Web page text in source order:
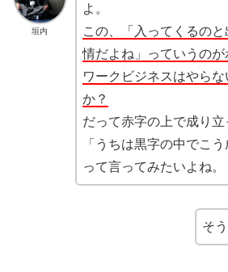
垣内
よ。
この、「入ってくるの
情だよね」っていうのが
ワークビジネスはやら
か？
だって赤字の上で成り立
「うちは黒字の中でこう
って言ってみたいよね。
そ